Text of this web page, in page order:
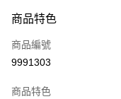
信用卡一次付款
超商取貨付款
商品特色
商品編號
9991303
商品特色